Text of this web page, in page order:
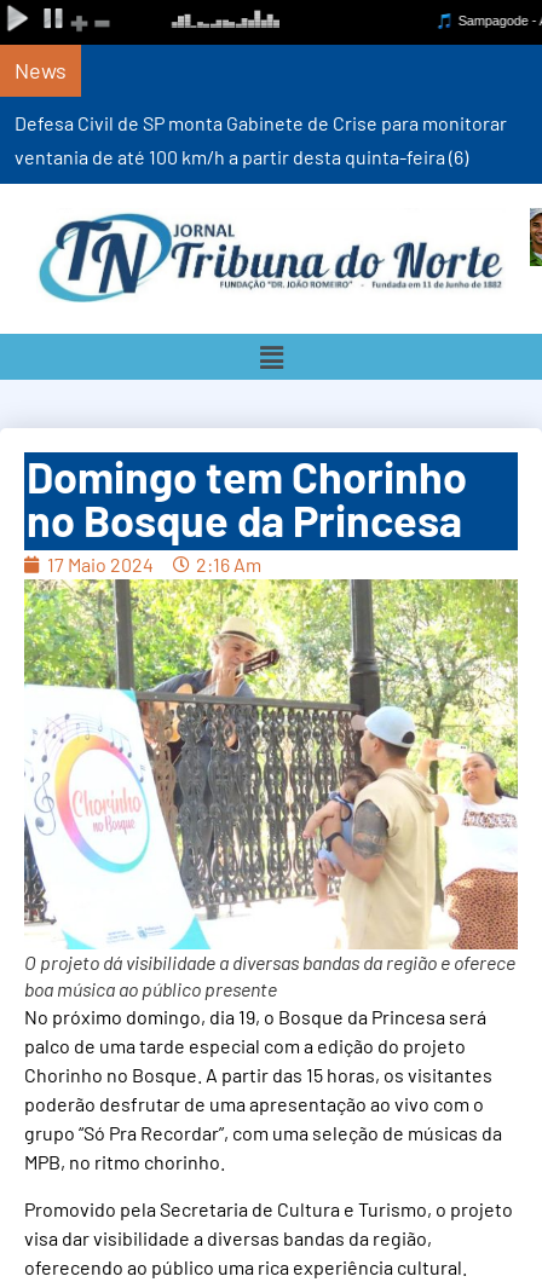
News
Defesa Civil de SP monta Gabinete de Crise para monitorar
ventania de até 100 km/h a partir desta quinta-feira (6)
Domingo tem Chorinho
no Bosque da Princesa
17 Maio 2024 2:16 Am
O projeto dá visibilidade a diversas bandas da região e oferece
boa música ao público presente
No próximo domingo, dia 19, o Bosque da Princesa será
palco de uma tarde especial com a edição do projeto
Chorinho no Bosque. A partir das 15 horas, os visitantes
poderão desfrutar de uma apresentação ao vivo com o
grupo “Só Pra Recordar”, com uma seleção de músicas da
MPB, no ritmo chorinho.
Promovido pela Secretaria de Cultura e Turismo, o projeto
visa dar visibilidade a diversas bandas da região,
oferecendo ao público uma rica experiência cultural.